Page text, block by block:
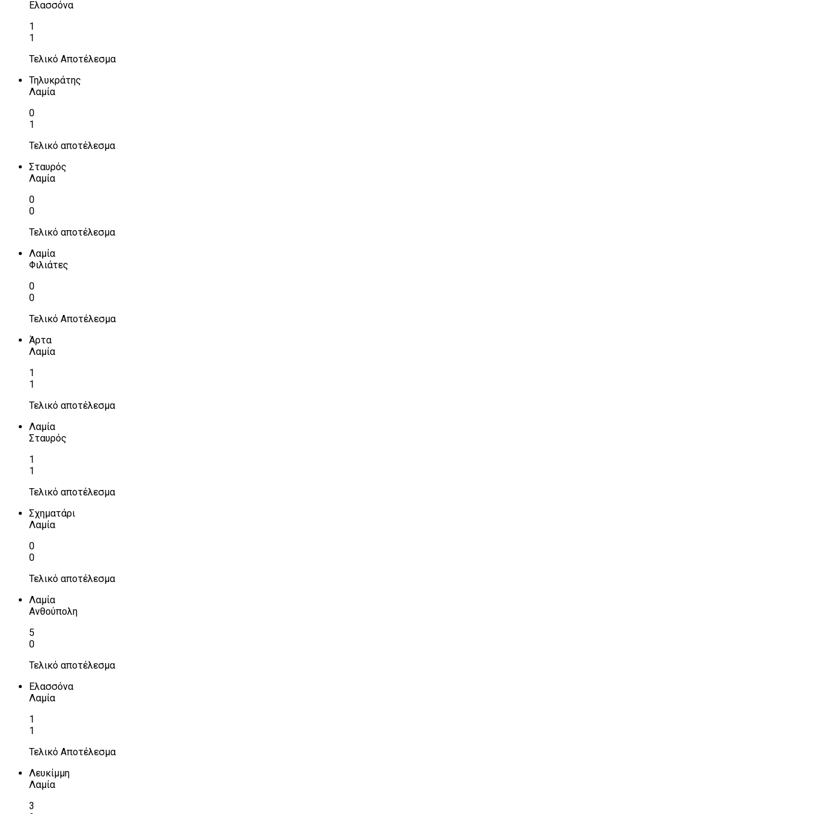
Ελασσόνα
1
1
Τελικό Αποτέλεσμα
Τηλυκράτης
Λαμία
0
1
Τελικό αποτέλεσμα
Σταυρός
Λαμία
0
0
Τελικό αποτέλεσμα
Λαμία
Φιλιάτες
0
0
Τελικό Αποτέλεσμα
Άρτα
Λαμία
1
1
Τελικό αποτέλεσμα
Λαμία
Σταυρός
1
1
Τελικό αποτέλεσμα
Σχηματάρι
Λαμία
0
0
Τελικό αποτέλεσμα
Λαμία
Ανθούπολη
5
0
Τελικό αποτέλεσμα
Ελασσόνα
Λαμία
1
1
Τελικό Αποτέλεσμα
Λευκίμμη
Λαμία
3